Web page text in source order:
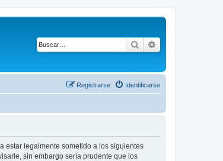
Buscar
Identificarse
Registrarse
estar legalmente sometido a los siguientes
sin embargo sería prudente que los